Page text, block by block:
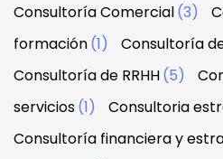
Consultoría Comercial(3)
formación(1) Consultoría
Consultoría de RRHH(5)
servicios(1) Consultoria
Consultoría financiera y